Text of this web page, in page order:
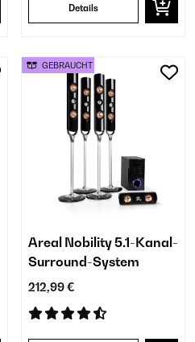
Details
Areal Nobility 5.1-Kanal-
Surround-System
212,99 €
GEBRAUCHT